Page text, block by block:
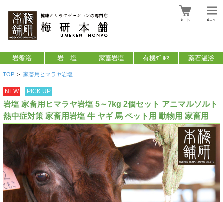
岩盤浴 岩 塩 家畜岩塩 有機ｹﾞﾙﾏ 薬石温浴
TOP > 家畜用ヒマラヤ岩塩
NEW PICK UP
岩塩 家畜用ヒマラヤ岩塩 5～7kg 2個セット アニマルソルト
熱中症対策 家畜用岩塩 牛 ヤギ 馬 ペット用 動物用 家畜用